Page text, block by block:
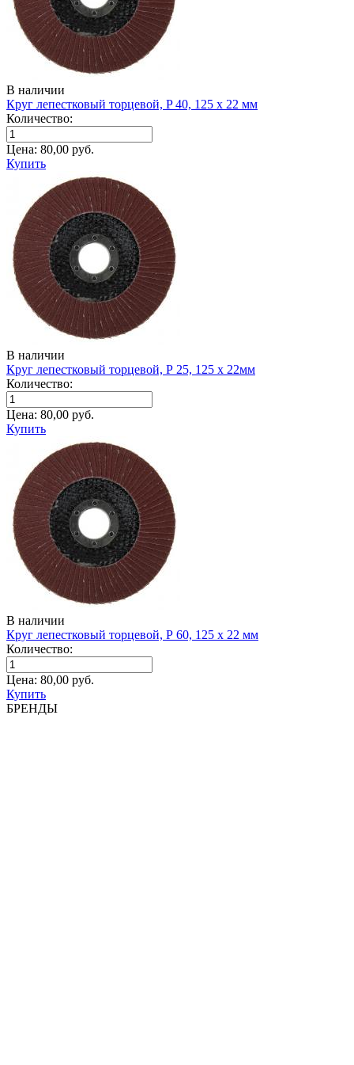
В наличии
Круг лепестковый торцевой, P 40, 125 х 22 мм
Количество:
Цена: 80,00 руб.
Купить
В наличии
Круг лепестковый торцевой, Р 25, 125 х 22мм
Количество:
Цена: 80,00 руб.
Купить
В наличии
Круг лепестковый торцевой, Р 60, 125 х 22 мм
Количество:
Цена: 80,00 руб.
Купить
БРЕНДЫ